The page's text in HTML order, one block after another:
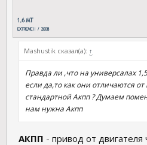
Mashustik сказал(а): ↑
Правда ли ,что на универсалах
если да,то как они отличаются
стандартной Акпп ? Думаем
нам нужна Акпп
АКПП - привод от двигателя